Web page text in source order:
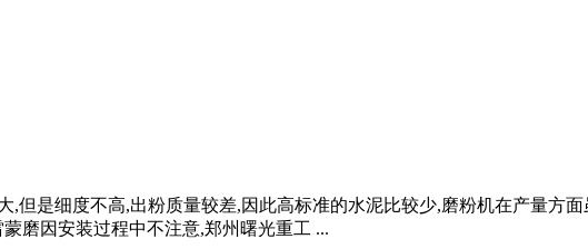
但是细度不高,出粉质量较差,因此高标准的水泥比较少,磨粉机在产量方
磨因安装过程中不注意,郑州曙光重工 ...